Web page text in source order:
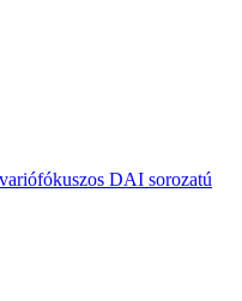
DAI sorozatú